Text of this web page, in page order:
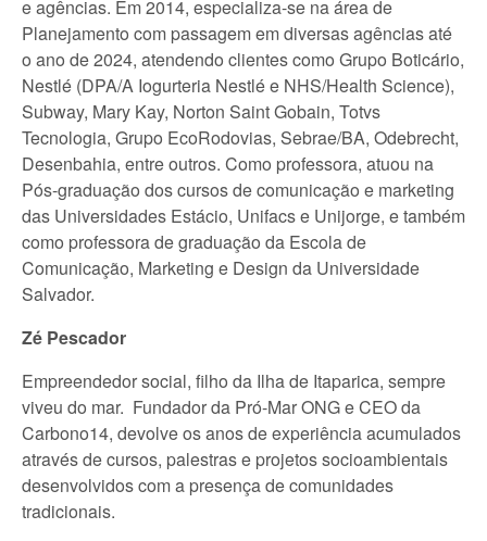
e agências. Em 2014, especializa-se na área de
Planejamento com passagem em diversas agências até
o ano de 2024, atendendo clientes como Grupo Boticário,
Nestlé (DPA/A Iogurteria Nestlé e NHS/Health Science),
Subway, Mary Kay, Norton Saint Gobain, Totvs
Tecnologia, Grupo EcoRodovias, Sebrae/BA, Odebrecht,
Desenbahia, entre outros. Como professora, atuou na
Pós-graduação dos cursos de comunicação e marketing
das Universidades Estácio, Unifacs e Unijorge, e também
como professora de graduação da Escola de
Comunicação, Marketing e Design da Universidade
Salvador.
Zé Pescador
Empreendedor social, filho da Ilha de Itaparica, sempre
viveu do mar. Fundador da Pró-Mar ONG e CEO da
Carbono14, devolve os anos de experiência acumulados
através de cursos, palestras e projetos socioambientais
desenvolvidos com a presença de comunidades
tradicionais.